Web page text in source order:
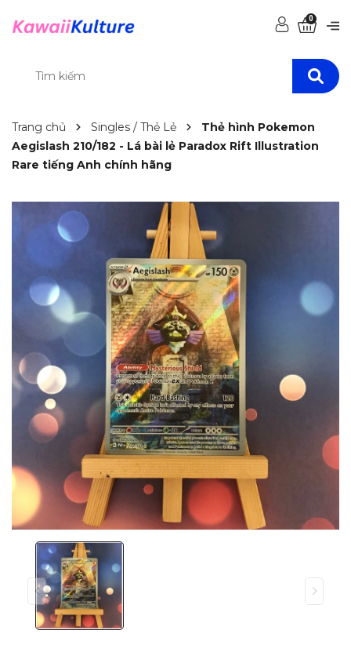
0
Trang chủ Singles / Thẻ Lẻ
Thẻ hình Pokemon
Aegislash 210/182 - Lá bài lẻ Paradox Rift Illustration
Rare tiếng Anh chính hãng